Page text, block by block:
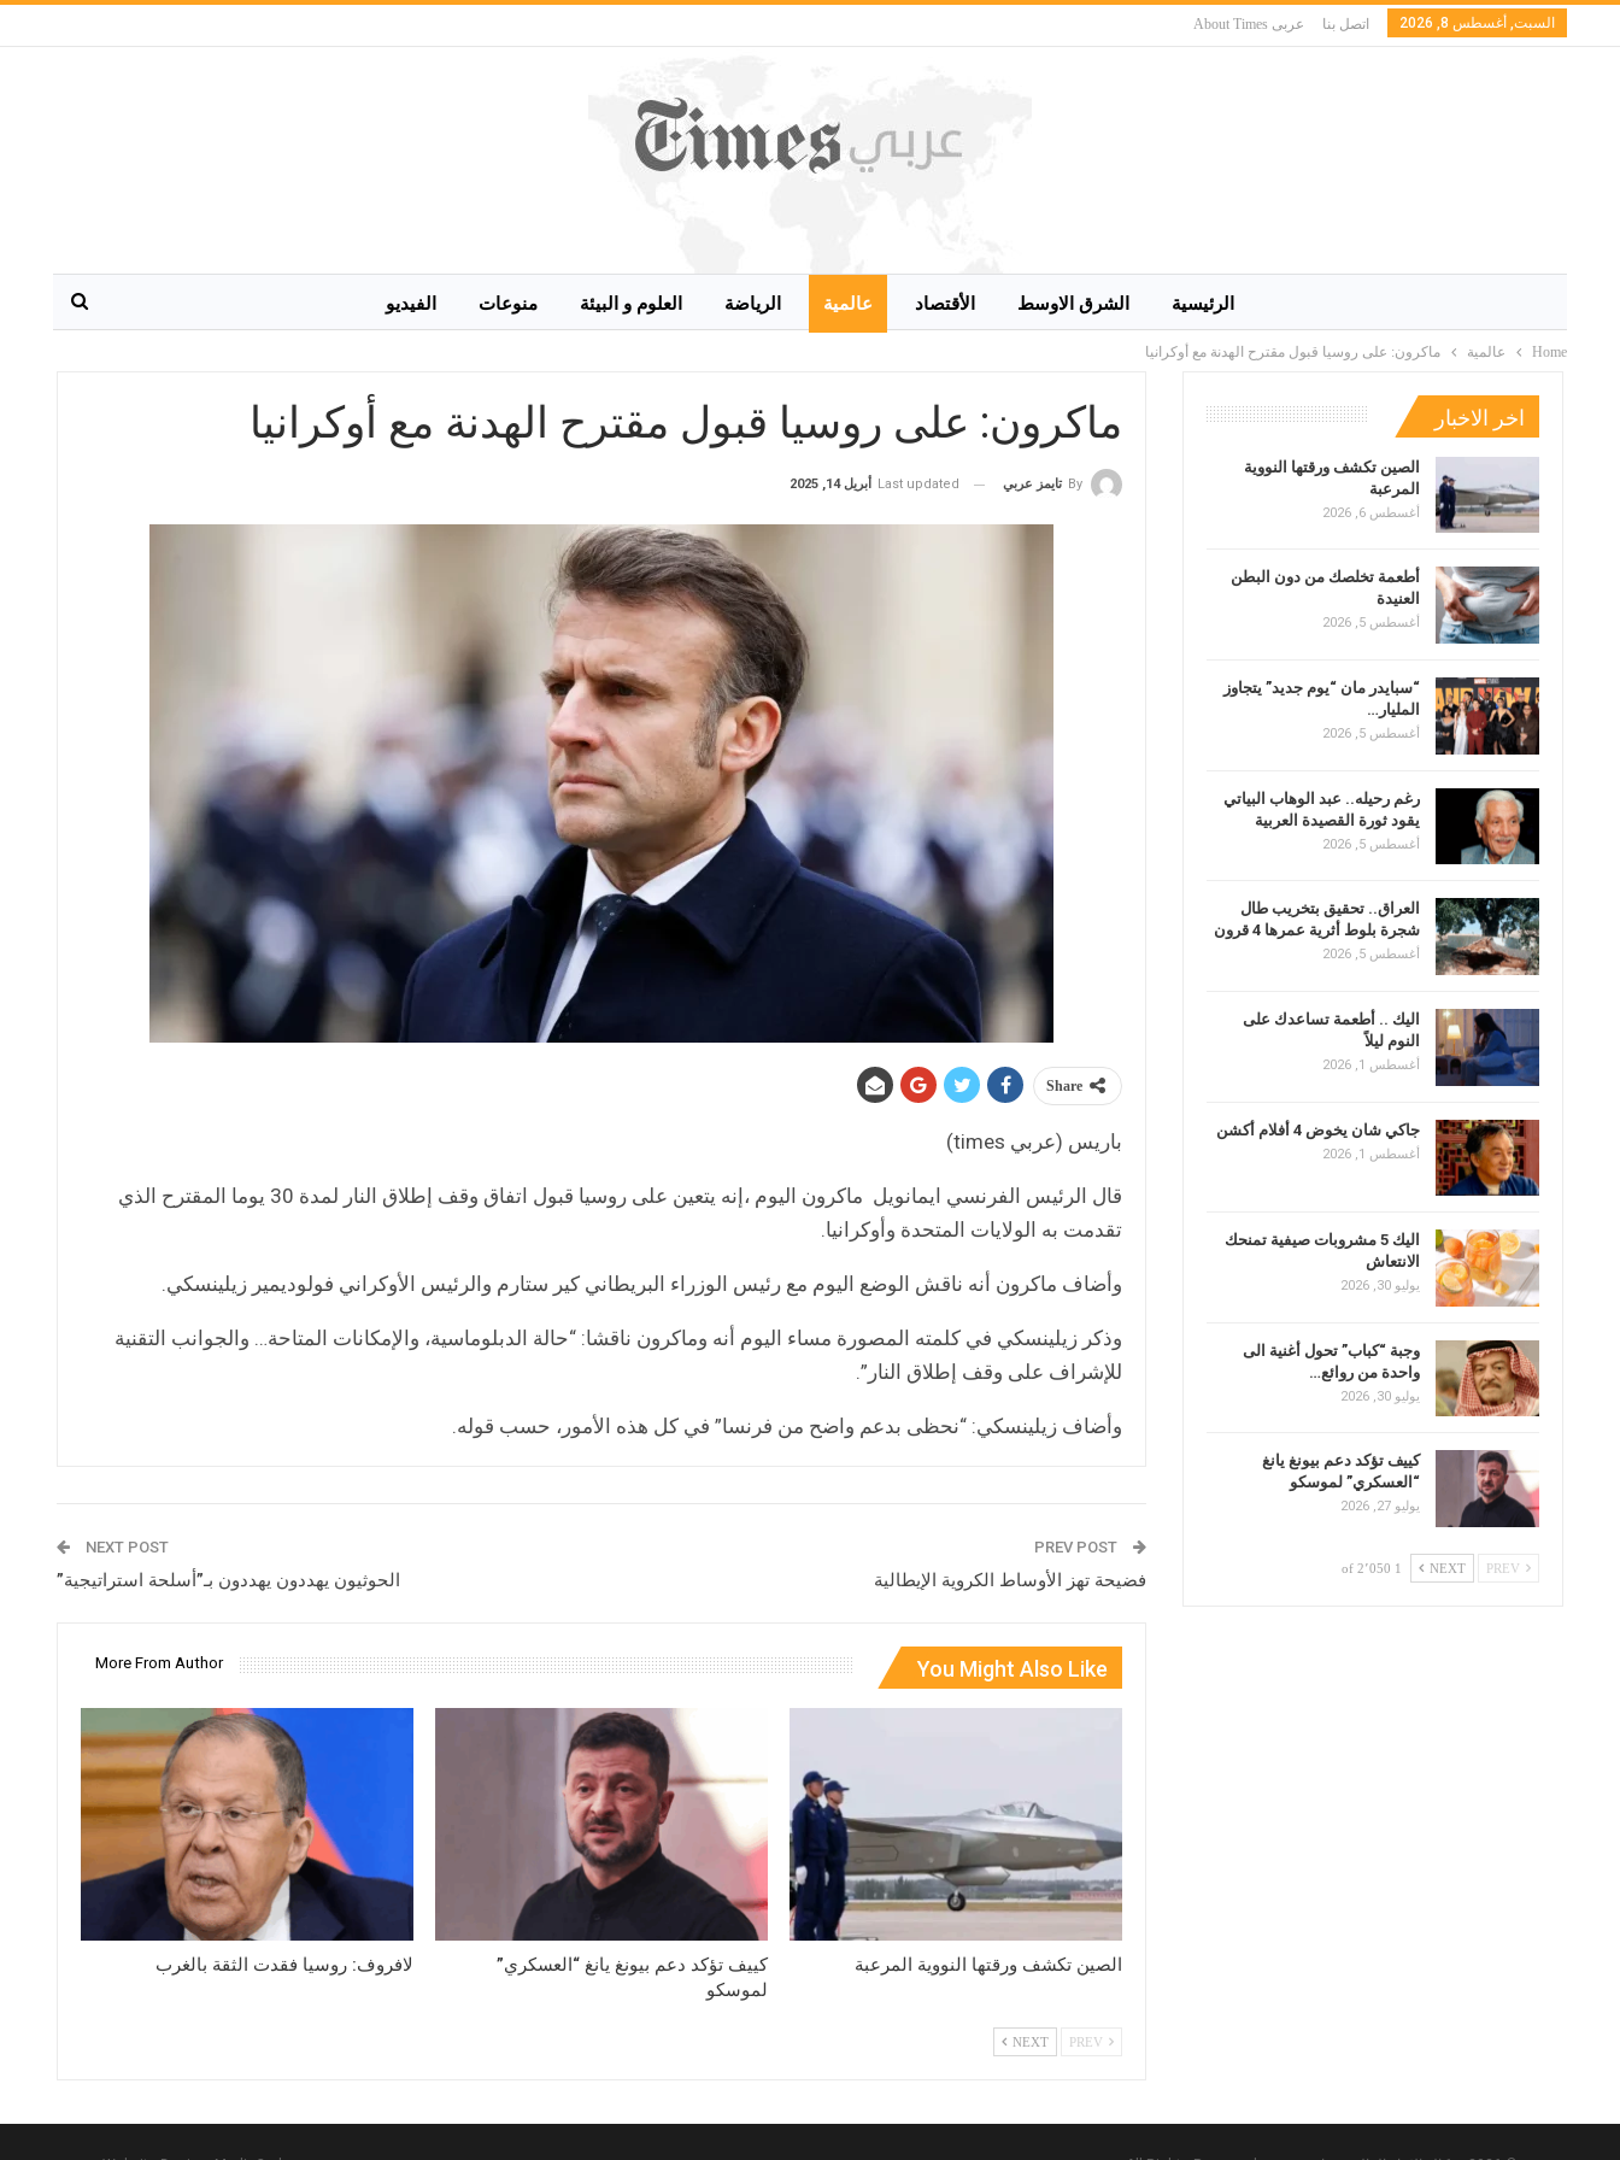
السبت, أغسطس 8, 2026 اتصل بنا عربى About Times
الرئيسية الشرق الاوسط الأقتصاد عالمية الرياضة العلوم و البيئة منوعات الفيديو
Home عالمية ماكرون: على روسيا قبول مقترح الهدنة مع أوكرانيا
ماكرون: على روسيا قبول مقترح الهدنة مع أوكرانيا
By تايمز عربي Last updated أبريل 14, 2025
Share
باريس (عربي times)
قال الرئيس الفرنسي ايمانويل ماكرون اليوم ،إنه يتعين على روسيا قبول اتفاق وقف إطلاق النار لمدة 30 يوما المقترح الذي
تقدمت به الولايات المتحدة وأوكرانيا.
وأضاف ماكرون أنه ناقش الوضع اليوم مع رئيس الوزراء البريطاني كير ستارم والرئيس الأوكراني فولوديمير زيلينسكي.
وذكر زيلينسكي في كلمته المصورة مساء اليوم أنه وماكرون ناقشا: “حالة الدبلوماسية، والإمكانات المتاحة… والجوانب التقنية
للإشراف على وقف إطلاق النار”.
وأضاف زيلينسكي: “نحظى بدعم واضح من فرنسا” في كل هذه الأمور، حسب قوله.
فضيحة تهز الأوساط الكروية الإيطالية
NEXT POST
الحوثيون يهددون يهددون بـ”أسلحة استراتيجية”
You Might Also Like
More From Author
الصين تكشف ورقتها النووية المرعبة
كييف تؤكد دعم بيونغ يانغ “العسكري”
لموسكو
لافروف: روسيا فقدت الثقة بالغرب
NEXT
اخر الاخبار
الصين تكشف ورقتها النووية
المرعبة
أغسطس 6, 2026
أطعمة تخلصك من دون البطن
العنيدة
أغسطس 5, 2026
“سبايدر مان “يوم جديد” يتجاوز
المليار…
أغسطس 5, 2026
رغم رحيله.. عبد الوهاب البياتي
يقود ثورة القصيدة العربية
أغسطس 5, 2026
العراق.. تحقيق بتخريب طال
شجرة بلوط أثرية عمرها 4 قرون
أغسطس 5, 2026
اليك .. أطعمة تساعدك على
النوم ليلاً
أغسطس 1, 2026
جاكي شان يخوض 4 أفلام أكشن
أغسطس 1, 2026
اليك 5 مشروبات صيفية تمنحك
الانتعاش
يوليو 30, 2026
وجبة “كباب” تحول أغنية الى
واحدة من روائع…
يوليو 30, 2026
كييف تؤكد دعم بيونغ يانغ
“العسكري” لموسكو
يوليو 27, 2026
NEXT 1 of 2٬050